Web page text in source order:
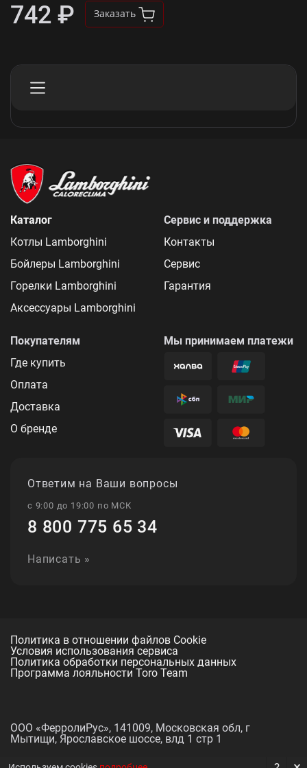
742 ₽ Заказать
Каталог
Котлы Lamborghini
Бойлеры Lamborghini
Горелки Lamborghini
Аксессуары Lamborghini
Сервис и поддержка
Контакты
Сервис
Гарантия
Покупателям
Где купить
Оплата
Доставка
О бренде
Мы принимаем платежи
Ответим на Ваши вопросы
с 9:00 до 19:00 по МСК
8 800 775 65 34
Написать »
Политика в отношении файлов Cookie
Условия использования сервиса
Политика обработки персональных данных
Программа лояльности Toro Team
ООО «ФерролиРус», 141009, Московская обл, г
Мытищи, Ярославское шоссе, влд 1 стр 1